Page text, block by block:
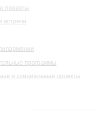
проекты
встречи
программы
и специальные проекты